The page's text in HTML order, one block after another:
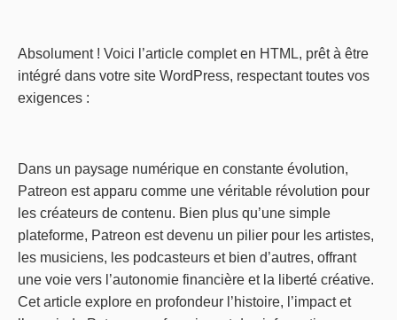
Absolument ! Voici l’article complet en HTML, prêt à être
intégré dans votre site WordPress, respectant toutes vos
exigences :
Dans un paysage numérique en constante évolution,
Patreon est apparu comme une véritable révolution pour
les créateurs de contenu. Bien plus qu’une simple
plateforme, Patreon est devenu un pilier pour les artistes,
les musiciens, les podcasteurs et bien d’autres, offrant
une voie vers l’autonomie financière et la liberté créative.
Cet article explore en profondeur l’histoire, l’impact et